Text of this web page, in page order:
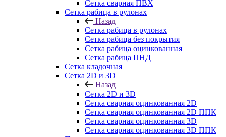
Сетка сварная ПВХ
Сетка рабица в рулонах
Назад
Сетка рабица в рулонах
Сетка рабица без покрытия
Сетка рабица оцинкованная
Сетка рабица ПНД
Сетка кладочная
Сетка 2D и 3D
Назад
Сетка 2D и 3D
Сетка сварная оцинкованная 2D
Сетка сварная оцинкованная 2D ППК
Сетка сварная оцинкованная 3D
Сетка сварная оцинкованная 3D ППК